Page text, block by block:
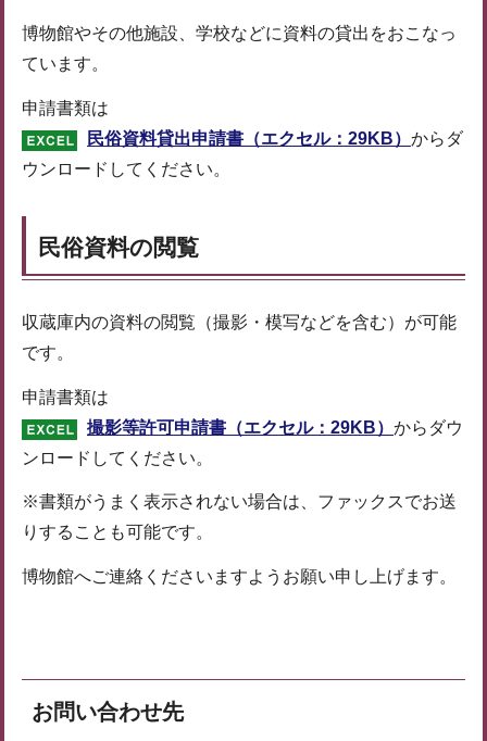
博物館やその他施設、学校などに資料の貸出をおこなっ
ています。
申請書類は
民俗資料貸出申請書（エクセル：29KB） からダ
ウンロードしてください。
民俗資料の閲覧
収蔵庫内の資料の閲覧（撮影・模写などを含む）が可能
です。
申請書類は
撮影等許可申請書（エクセル：29KB） からダウ
ンロードしてください。
※書類がうまく表示されない場合は、ファックスでお送
りすることも可能です。
博物館へご連絡くださいますようお願い申し上げます。
お問い合わせ先